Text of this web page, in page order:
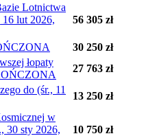
Lotnictwa
lut 2026,
56 305 zł
30 250 zł
łopaty
27 763 zł
do (śr., 11
13 250 zł
w
30 sty 2026,
10 750 zł